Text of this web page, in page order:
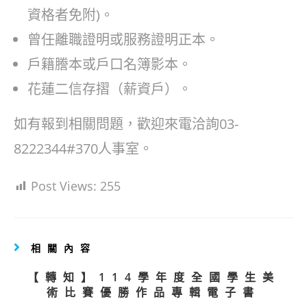
資格者免附)。
曾任離職證明或服務證明正本。
戶籍謄本或戶口名簿影本。
花蓮二信存摺（薪資戶）。
如有報到相關問題，歡迎來電洽詢03-
8222344#370人事室。
Post Views: 255
相關內容
【轉知】114學年度全國學生美
術比賽優勝作品專輯電子書